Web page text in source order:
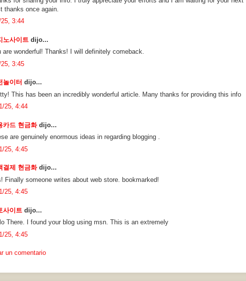
thanks once again.
3:44
노사이트 dijo...
are wonderful! Thanks! I will definitely comeback.
3:45
놀이터 dijo...
This has been an incredibly wonderful article. Many thanks for providing this info
25, 4:44
카드 현금화dijo...
are genuinely enormous ideas in regarding blogging .
25, 4:45
결제 현금화dijo...
Finally someone writes about web store. bookmarked!
25, 4:45
사이트 dijo...
There. I found your blog using msn. This is an extremely
25, 4:45
un comentario